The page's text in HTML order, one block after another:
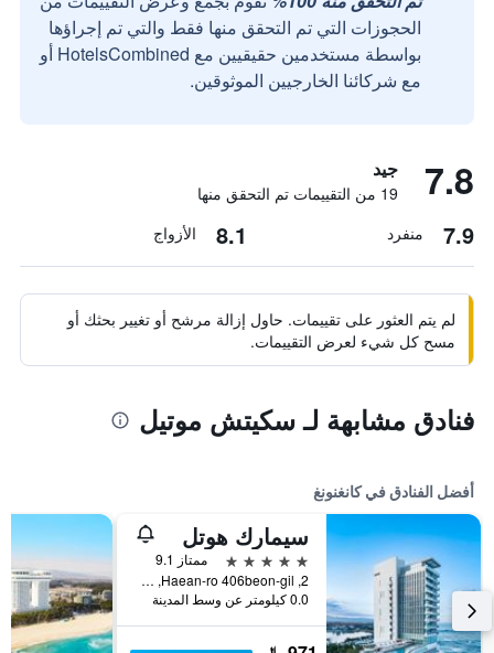
الحجوزات التي تم التحقق منها فقط والتي تم إجراؤها
بواسطة مستخدمين حقيقيين مع HotelsCombined أو
مع شركائنا الخارجيين الموثوقين.
7.8 جيد
19 من التقييمات تم التحقق منها
7.9 منفرد 8.1 الأزواج
لم يتم العثور على تقييمات. حاول إزالة مرشح أو تغيير بحثك أو
مسح كل شيء لعرض التقييمات.
فنادق مشابهة لـ سكيتش موتيل
أفضل الفنادق في كانغنونغ
سيمارك هوتل
5 نجوم
ممتاز 9.1
2, Haean-ro 406beon-gil, كانغنونغ, كوريا الجنوبية
0.0 كيلومتر عن وسط المدينة